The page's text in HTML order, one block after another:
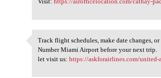
Track flight schedules, make
Track flight schedules, make date changes,
Number Miami Airport before your next trip.
let visit us:https://askforairlines.com/united-